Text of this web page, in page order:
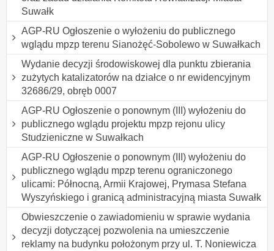
Suwałk
AGP-RU Ogłoszenie o wyłożeniu do publicznego
wglądu mpzp terenu Sianożęć-Sobolewo w Suwałkach
Wydanie decyzji środowiskowej dla punktu zbierania
zużytych katalizatorów na działce o nr ewidencyjnym
32686/29, obręb 0007
AGP-RU Ogłoszenie o ponownym (III) wyłożeniu do
publicznego wglądu projektu mpzp rejonu ulicy
Studzieniczne w Suwałkach
AGP-RU Ogłoszenie o ponownym (III) wyłożeniu do
publicznego wglądu mpzp terenu ograniczonego
ulicami: Północną, Armii Krajowej, Prymasa Stefana
Wyszyńskiego i granicą administracyjną miasta Suwałk
Obwieszczenie o zawiadomieniu w sprawie wydania
decyzji dotyczącej pozwolenia na umieszczenie
reklamy na budynku położonym przy ul. T. Noniewicza